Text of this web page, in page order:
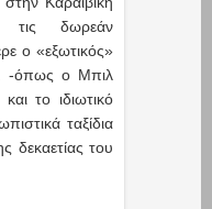
τις δωρεάν
ο «εξωτικός»
-όπως ο Μπιλ
το ιδιωτικό
ταξίδια
δεκαετίας του